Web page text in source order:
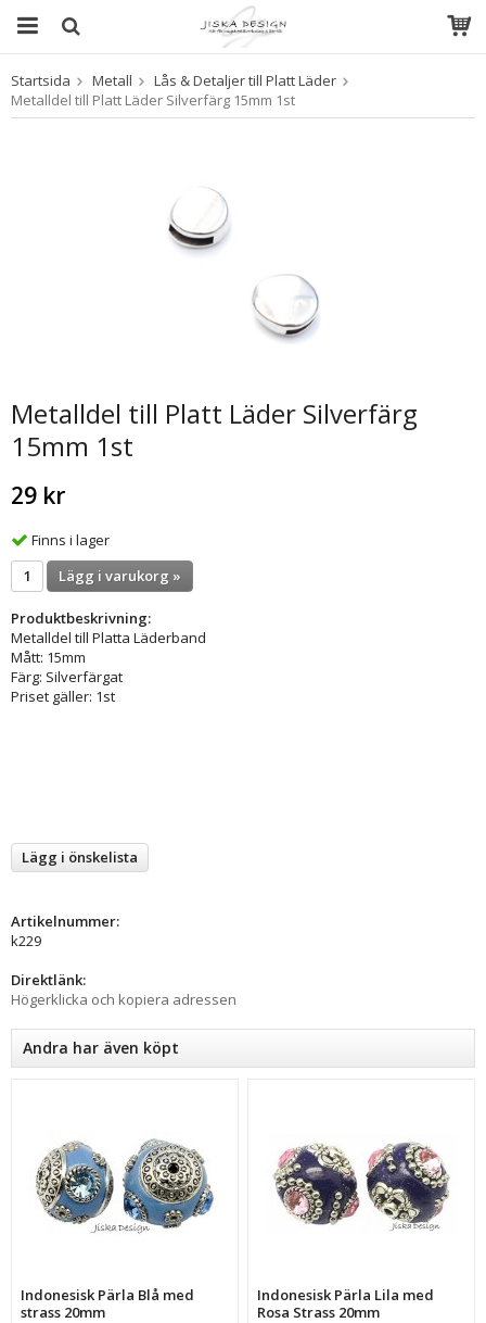
Produkten har blivit tillagd i varukorgen
Startsida Metall
Lås & Detaljer till Platt Läder
Metalldel till Platt Läder Silverfärg 15mm 1st
Metalldel till Platt Läder Silverfärg
15mm 1st
29 kr
Finns i lager
Lägg i varukorg »
Produktbeskrivning:
Metalldel till Platta Läderband
Mått: 15mm
Färg: Silverfärgat
Priset gäller: 1st
Lägg i önskelista
Artikelnummer:
k229
Direktlänk:
Högerklicka och kopiera adressen
Andra har även köpt
Indonesisk Pärla Blå med
strass 20mm
Indonesisk Pärla Lila med
Rosa Strass 20mm